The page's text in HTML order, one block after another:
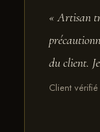
« Artisan
du client.
Client